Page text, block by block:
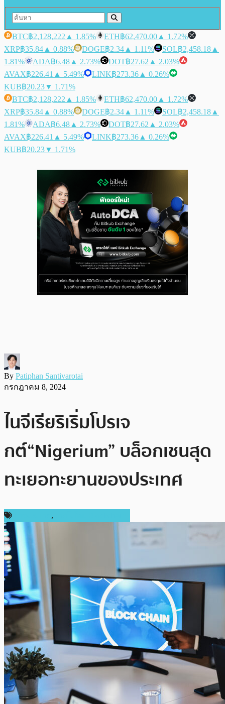
BTC฿2,128,222 ▲ 1.85% ETH฿62,470.00 ▲ 1.72%
XRP฿35.84 ▲ 0.88% DOGE฿2.34 ▲ 1.11% SOL฿2,458.18 ▲
1.81%
ADA฿6.48 ▲ 2.73% DOT฿27.62 ▲ 2.03%
AVAX฿226.41 ▲ 5.49% LINK฿273.36 ▲ 0.26%
KUB฿20.23▼ 1.71%
BTC฿2,128,222 ▲ 1.85% ETH฿62,470.00 ▲ 1.72%
XRP฿35.84 ▲ 0.88% DOGE฿2.34 ▲ 1.11% SOL฿2,458.18 ▲
1.81%
ADA฿6.48 ▲ 2.73% DOT฿27.62 ▲ 2.03%
AVAX฿226.41 ▲ 5.49% LINK฿273.36 ▲ 0.26%
KUB฿20.23▼ 1.71%
By Patiphan Santivarotai
กรกฎาคม 8, 2024
ไนจีเรียริเริ่มโปรเจ
กต์“Nigerium” บล็อกเชนสุด
ทะเยอทะยานของประเทศ
,